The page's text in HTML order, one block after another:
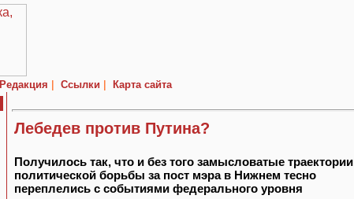
Редакция | Ссылки |
Карта сайта
Лебедев против Путина?
Получилось так, что и без того замысловатые траектории
политической борьбы за пост мэра в Нижнем тесно
переплелись с событиями федерального уровня